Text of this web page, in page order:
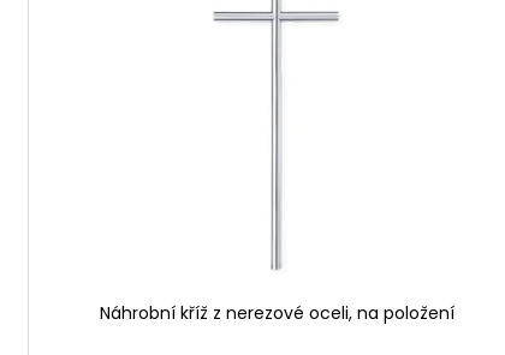
Náhrobní kříž z nerezové oceli, na položení